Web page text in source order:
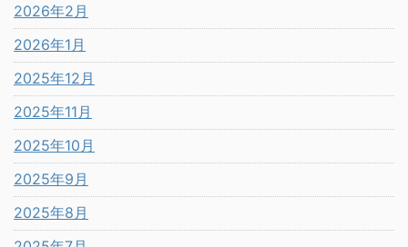
2026年2月
2026年1月
2025年12月
2025年11月
2025年10月
2025年9月
2025年8月